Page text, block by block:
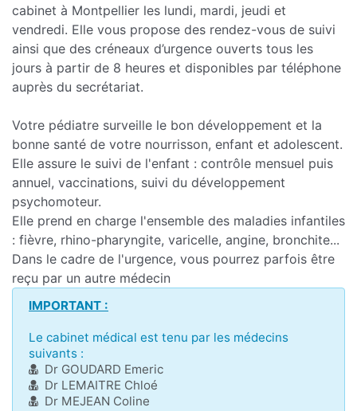
cabinet à Montpellier les lundi, mardi, jeudi et
vendredi. Elle vous propose des rendez-vous de suivi
ainsi que des créneaux d’urgence ouverts tous les
jours à partir de 8 heures et disponibles par téléphone
auprès du secrétariat.
Votre pédiatre surveille le bon développement et la
bonne santé de votre nourrisson, enfant et adolescent.
Elle assure le suivi de l'enfant : contrôle mensuel puis
annuel, vaccinations, suivi du développement
psychomoteur.
Elle prend en charge l'ensemble des maladies infantiles
: fièvre, rhino-pharyngite, varicelle, angine, bronchite...
Dans le cadre de l'urgence, vous pourrez parfois être
reçu par un autre médecin
IMPORTANT :
Le cabinet médical est tenu par les médecins
suivants :
Dr GOUDARD Emeric
Dr LEMAITRE Chloé
Dr MEJEAN Coline